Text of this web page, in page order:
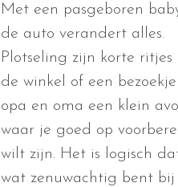
Met een pasgeboren
de auto verandert alles.
Plotseling zijn korte ritjes
de winkel of een
opa en oma een klein
waar je goed op
wilt zijn. Het is logisch
wat zenuwachtig bent bij